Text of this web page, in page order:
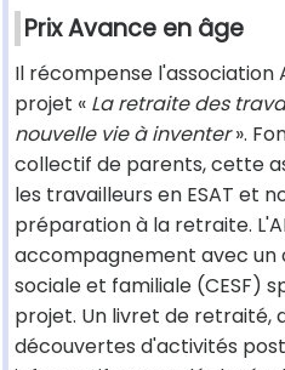
Prix Avance en âge
Il récompense l'association
projet « La retraite des
nouvelle vie à inventer».
collectif de parents, cette
les travailleurs en ESAT et
préparation à la retraite.
accompagnement avec un
sociale et familiale (CESF)
projet. Un livret de retraité,
découvertes d'activités